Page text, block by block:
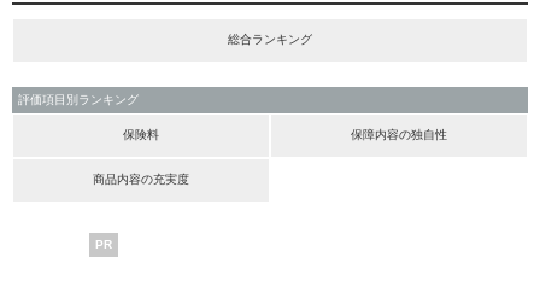
総合ランキング
評価項目別ランキング
保険料 保障内容の独自性
商品内容の充実度
PR